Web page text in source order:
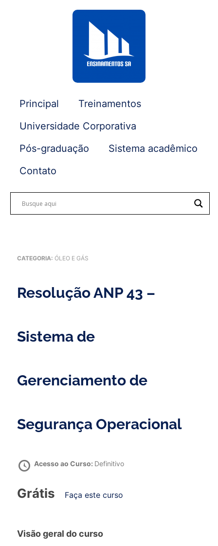
Principal
Treinamentos
Universidade Corporativa
Pós-graduação
Sistema acadêmico
Contato
CATEGORIA: ÓLEO E GÁS
Resolução ANP 43 –
Sistema de
Gerenciamento de
Segurança Operacional
Acesso ao Curso: Definitivo
Grátis Faça este curso
Visão geral do curso